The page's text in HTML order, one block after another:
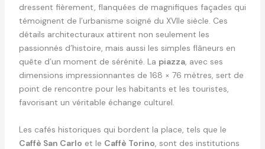
dressent fièrement, flanquées de magnifiques façades qui
témoignent de l’urbanisme soigné du XVIIe siècle. Ces
détails architecturaux attirent non seulement les
passionnés d’histoire, mais aussi les simples flâneurs en
quête d’un moment de sérénité. La piazza, avec ses
dimensions impressionnantes de 168 × 76 mètres, sert de
point de rencontre pour les habitants et les touristes,
favorisant un véritable échange culturel.
Les cafés historiques qui bordent la place, tels que le
Caffè San Carlo et le Caffè Torino, sont des institutions